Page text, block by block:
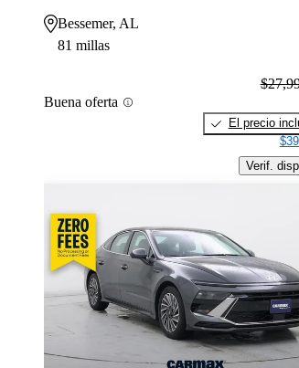
Bessemer, AL
81 millas
Buena oferta
El precio
Verif.